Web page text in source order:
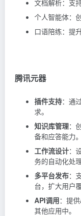
文档解析：支
个人智能体：
口语陪练：提
腾讯元器
插件支持：通
求。
知识库管理：
备和应答能力。
工作流设计：
务的自动化处理
多平台发布：
台，扩大用户
API调用：提
其他应用中。